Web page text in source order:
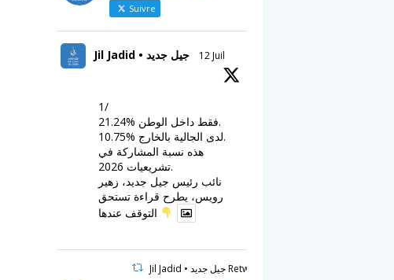
Suivre
Jil Jadid • جيل جديد 12 Juil
1/
21.24% فقط داخل الوطن.
10.75% لدى الجالية بالخارج.
هذه نسبة المشاركة في
تشريعيات 2026.
نائب رئيس جيل جديد، زهير
رويس، يطرح قراءة تستحق
Jil Jadid • جيل جديد Retweeté